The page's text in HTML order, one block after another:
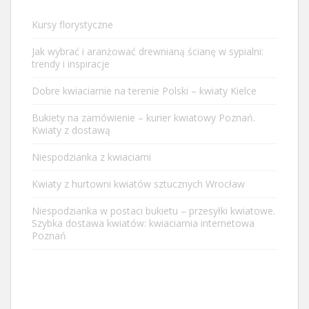
Kursy florystyczne
Jak wybrać i aranżować drewnianą ścianę w sypialni:
trendy i inspiracje
Dobre kwiaciarnie na terenie Polski – kwiaty Kielce
Bukiety na zamówienie – kurier kwiatowy Poznań.
Kwiaty z dostawą
Niespodzianka z kwiaciarni
Kwiaty z hurtowni kwiatów sztucznych Wrocław
Niespodzianka w postaci bukietu – przesyłki kwiatowe.
Szybka dostawa kwiatów: kwiaciarnia internetowa
Poznań